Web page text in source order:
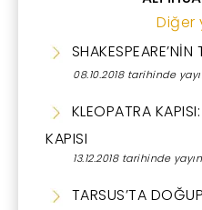
Diğer
SHAKESPEARE’NİN
08.10.2018 tarihinde
KLEOPATRA
KAPISI
13.12.2018 tarihinde
TARSUS’TA